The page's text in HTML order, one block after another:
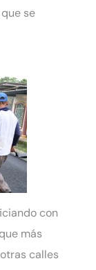
se
con
más
calles